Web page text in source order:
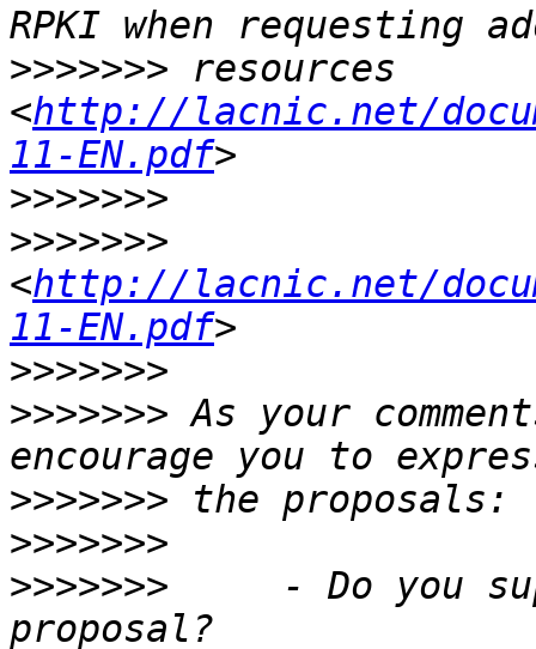
>>>>>>> resources
<http://lacnic.net/
11-EN.pdf
>>>>>>>
>>>>>>>
<http://lacnic.net/
11-EN.pdf
>>>>>>>
>>>>>>> As your
>>>>>>>
>>>>>>>
>>>>>>>
- Do you